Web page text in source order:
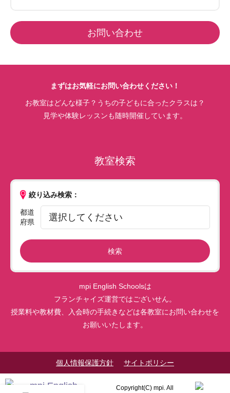
お問い合わせ
まずはお気軽にお問い合わせください！
お教室はどんな様子？うちの子どもに合ったクラスは？
見学や体験レッスンも随時開催しています。
教室検索
絞り込み検索：
都道
府県
検索
mpi English Schoolsは
フランチャイズ運営ではございせん。
授業料や教材費、入会時の手続きなどは各教室にお問い合わせを
お願いいたします。
個人情報保護方針 サイトポリシー
Copyright(C) mpi. All